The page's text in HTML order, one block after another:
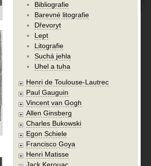
Bibliografie
Barevné litografie
Dřevoryt
Lept
Litografie
Suchá jehla
Uhel a tuha
Henri de Toulouse-Lautrec
Paul Gauguin
Vincent van Gogh
Allen Ginsberg
Charles Bukowski
Egon Schiele
Francisco Goya
Henri Matisse
Jack Kerouac